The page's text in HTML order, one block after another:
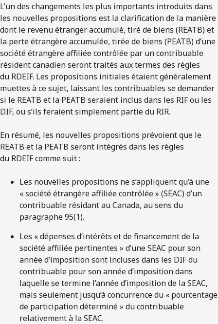
L’un des changements les plus importants introduits dans
les nouvelles propositions est la clarification de la manière
dont le revenu étranger accumulé, tiré de biens (REATB) et
la perte étrangère accumulée, tirée de biens (PEATB) d’une
société étrangère affiliée contrôlée par un contribuable
résident canadien seront traités aux termes des règles
du RDEIF. Les propositions initiales étaient généralement
muettes à ce sujet, laissant les contribuables se demander
si le REATB et la PEATB seraient inclus dans les RIF ou les
DIF, ou s’ils feraient simplement partie du RIR.
En résumé, les nouvelles propositions prévoient que le
REATB et la PEATB seront intégrés dans les règles
du RDEIF comme suit :
Les nouvelles propositions ne s’appliquent qu’à une
« société étrangère affiliée contrôlée » (SEAC) d’un
contribuable résidant au Canada, au sens du
paragraphe 95(1).
Les « dépenses d’intérêts et de financement de la
société affiliée pertinentes » d’une SEAC pour son
année d’imposition sont incluses dans les DIF du
contribuable pour son année d’imposition dans
laquelle se termine l’année d’imposition de la SEAC,
mais seulement jusqu’à concurrence du « pourcentage
de participation déterminé » du contribuable
relativement à la SEAC.